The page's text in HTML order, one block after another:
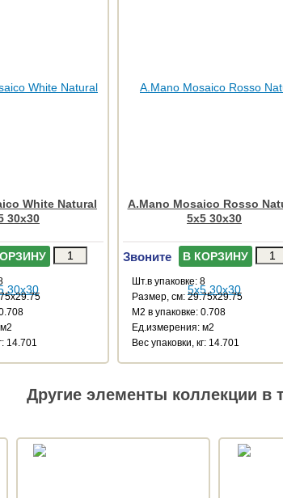
White Natural
30x30
14.701
A.Mano Mosaico Rosso
5x5 30x30
Звоните В КОРЗИНУ
Шт.в упаковке: 8
Размер, см: 29.75x29.75
М2 в упаковке: 0.708
Ед.измерения: м2
Веc упаковки, кг: 14.701
Другие элементы коллекции в